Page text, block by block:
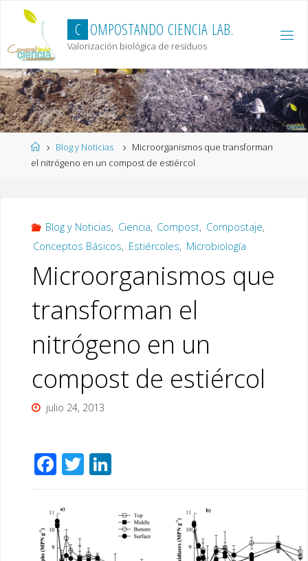
content
C OMPOSTANDO CIENCIA LAB.
Valorización biológica de residuos
HomeBlog y Noticias
Microorganismos que transforman
el nitrógeno en un compost de estiércol
Blog y Noticias, Ciencia, Compost, Compostaje,
Conceptos Básicos, Estiércoles, Microbiología
Microorganismos que
transforman el
nitrógeno en un
compost de estiércol
julio 24, 2013
F
e
b
o
T Li
k
e
dI